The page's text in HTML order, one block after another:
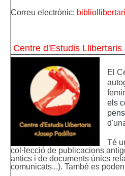
Correu electrònic:
Centre d'Estudis
El
els
Té
col·lecció de publicacions
antics i de documents únics
comunicats...). També es